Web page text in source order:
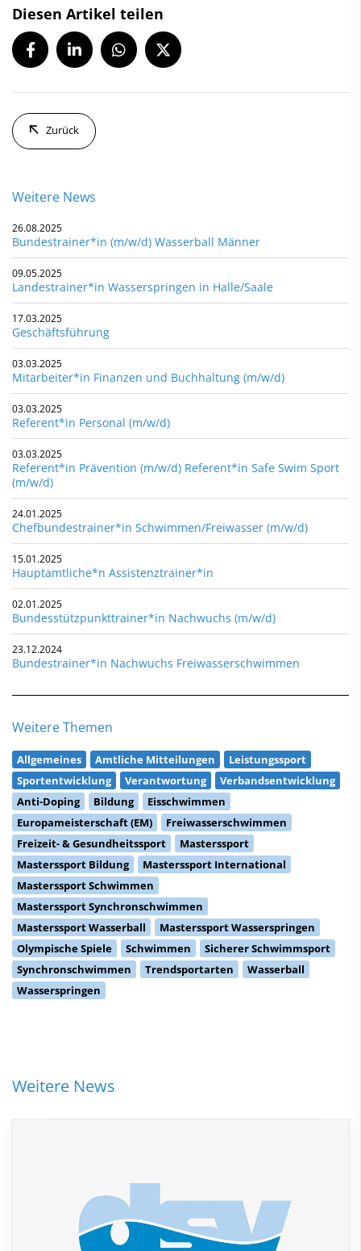
Diesen Artikel teilen
Zurück
Weitere News
26.08.2025
Bundestrainer*in (m/w/d) Wasserball Männer
09.05.2025
Landestrainer*in Wasserspringen in Halle/Saale
17.03.2025
Geschäftsführung
03.03.2025
Mitarbeiter*in Finanzen und Buchhaltung (m/w/d)
03.03.2025
Referent*in Personal (m/w/d)
03.03.2025
Referent*in Prävention (m/w/d) Referent*in Safe Swim Sport
(m/w/d)
24.01.2025
Chefbundestrainer*in Schwimmen/Freiwasser (m/w/d)
15.01.2025
Hauptamtliche*n Assistenztrainer*in
02.01.2025
Bundesstützpunkttrainer*in Nachwuchs (m/w/d)
23.12.2024
Bundestrainer*in Nachwuchs Freiwasserschwimmen
Weitere Themen
Allgemeines Amtliche Mitteilungen
Leistungssport
Sportentwicklung
Verantwortung
Verbandsentwicklung
Anti-Doping
Bildung
Eisschwimmen
Europameisterschaft (EM)
Freiwasserschwimmen
Freizeit- & Gesundheitssport
Masterssport
Masterssport Bildung
Masterssport International
Masterssport Schwimmen
Masterssport Synchronschwimmen
Masterssport Wasserball
Masterssport Wasserspringen
Olympische Spiele
Schwimmen
Sicherer Schwimmsport
Synchronschwimmen
Trendsportarten
Wasserball
Wasserspringen
Weitere News